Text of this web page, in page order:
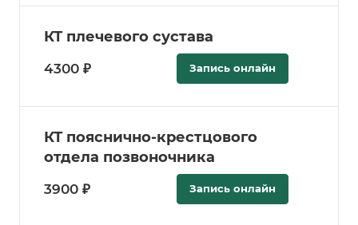
КТ плечевого сустава
4300 ₽ Запись онлайн
КТ пояснично-крестцового
отдела позвоночника
3900 ₽ Запись онлайн